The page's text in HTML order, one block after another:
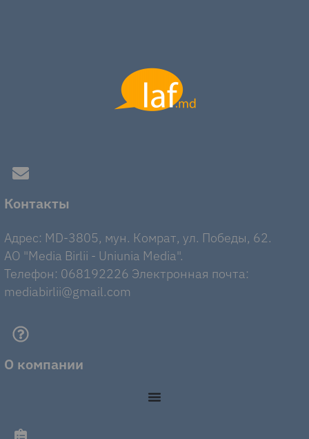
Контакты
Адрес: MD-3805, мун. Комрат, ул. Победы, 62.
AO "Media Birlii - Uniunia Media".
Телефон: 068192226 Электронная почта:
mediabirlii@gmail.com
О компании